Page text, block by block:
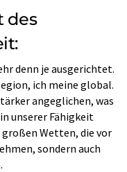
des
denn je ausgerichtet.
ich meine global.
angeglichen, was
unserer Fähigkeit
Wetten, die vor
sondern auch